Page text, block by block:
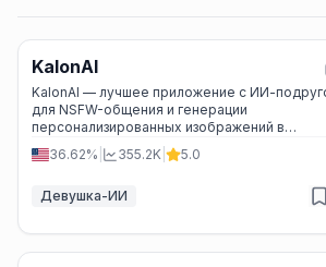
KalonAI
KalonAI — лучшее приложение с ИИ-
для NSFW-общения и генерации
персонализированных изображений в
реалистичном или аниме-стиле.
36.62% 355.2K 5.0
Девушка-ИИ